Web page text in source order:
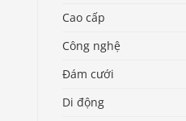
Cao cấp
Công nghệ
Đám cưới
Di động